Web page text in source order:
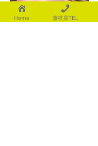
Home 藤枝店TEL